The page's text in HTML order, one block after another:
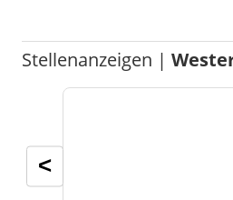
Stellenanzeigen |
<